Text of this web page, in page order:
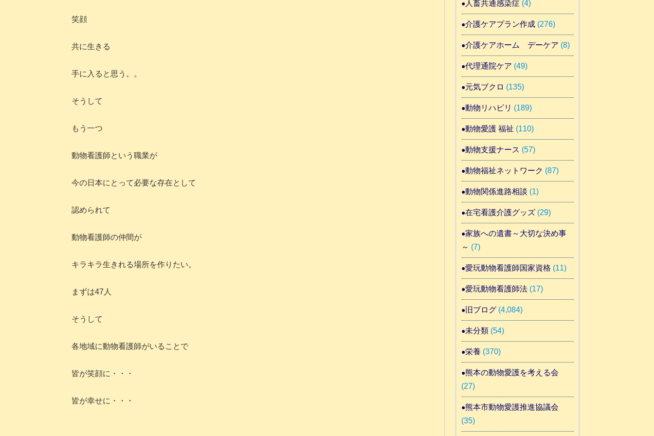
笑顔
共に生きる
手に入ると思う。。
そうして
もう一つ
動物看護師という職業が
今の日本にとって必要な存在として
認められて
動物看護師の仲間が
キラキラ生きれる場所を作りたい。
まずは47人
そうして
各地域に動物看護師がいることで
皆が笑顔に・・・
皆が幸せに・・・
人畜共通感染症 (4)
介護ケアプラン作成(276)
介護ケアホーム デーケア (8)
代理通院ケア (49)
元気ブクロ (135)
動物リハビリ (189)
動物愛護 福祉 (110)
動物支援ナース (57)
動物福祉ネットワーク (87)
動物関係進路相談 (1)
在宅看護介護グッズ(29)
家族への遺書～大切な決め事
～ (7)
愛玩動物看護師国家資格 (11)
愛玩動物看護師法(17)
旧ブログ(4,084)
未分類(54)
栄養 (370)
熊本の動物愛護を考える会
(27)
熊本市動物愛護推進協議会
(35)